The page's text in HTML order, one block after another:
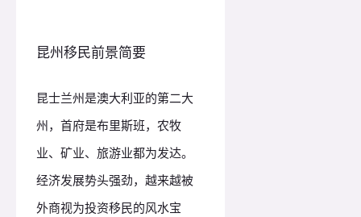
昆州移民前景简要
昆士兰州是澳大利亚的第二大
州，首府是布里斯班，农牧
业、矿业、旅游业都为发达。
经济发展势头强劲，越来越被
外商视为投资移民的风水宝